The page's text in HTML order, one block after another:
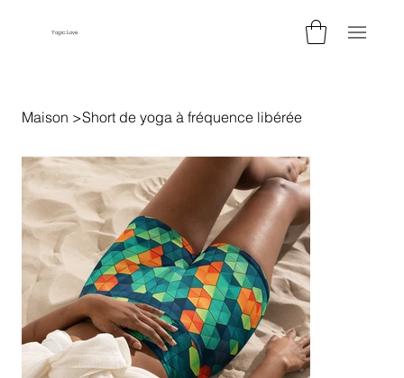
Yogic.Love
Maison >Short de yoga à fréquence libérée